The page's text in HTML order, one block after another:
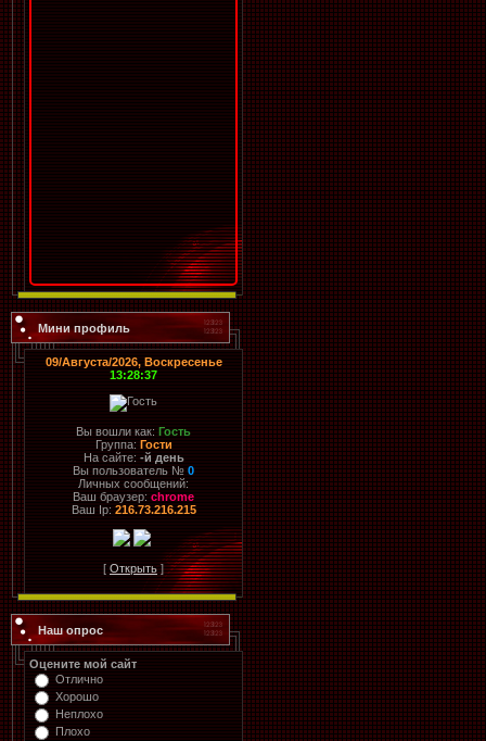
Мини профиль
09/Августа/2026, Воскресенье
13:28:37
Вы вошли как: Гость
Группа: Гости
На сайте: -й день
Вы пользователь № 0
Личных сообщений:
Ваш браузер: chrome
Ваш Ip:216.73.216.215
[ Открыть]
Наш опрос
Оцените мой сайт
Отлично
Хорошо
Неплохо
Плохо